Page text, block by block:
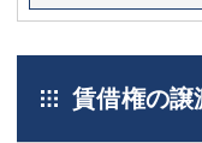
賃借権の譲